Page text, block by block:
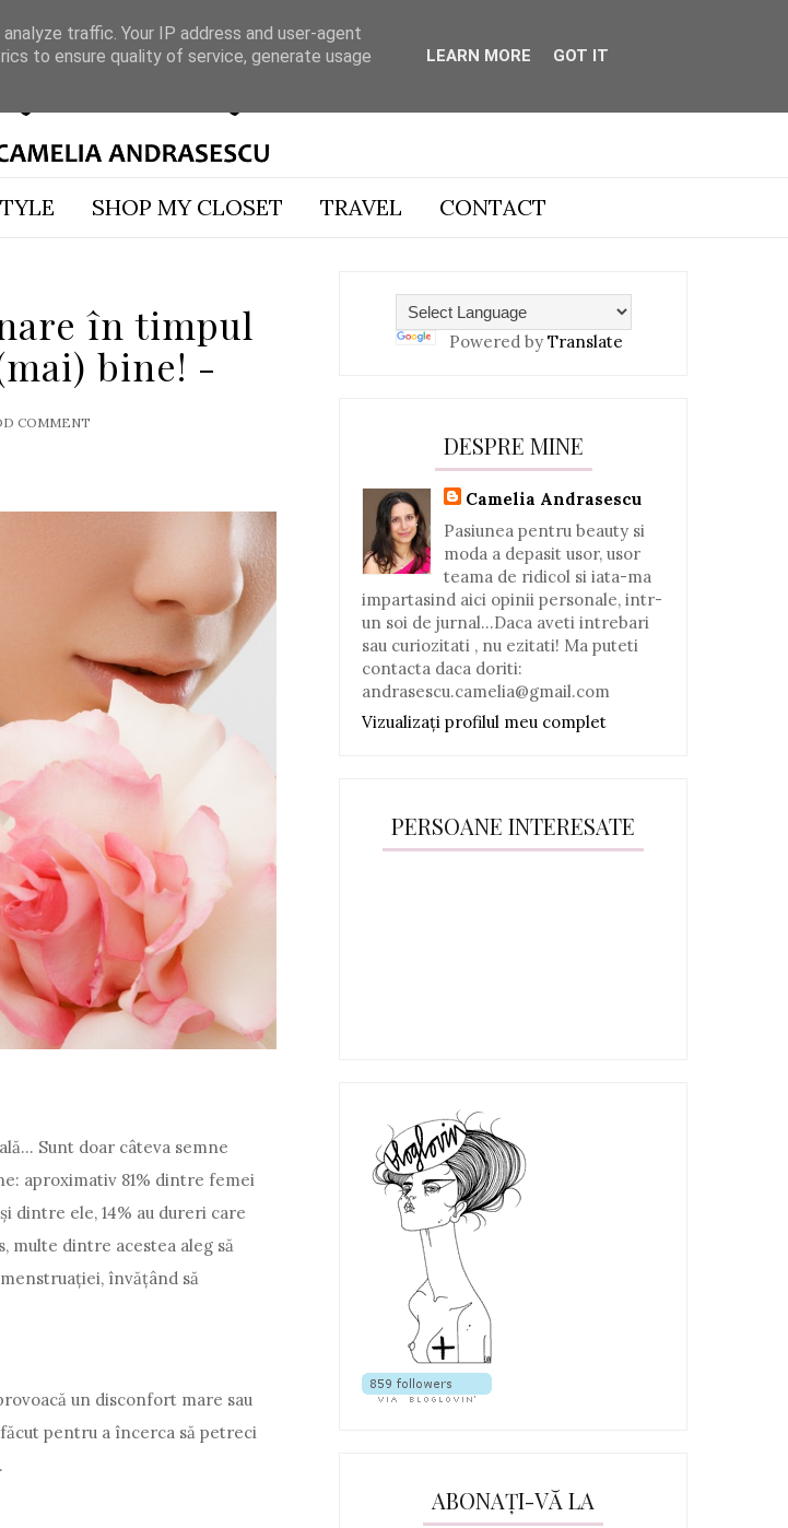
SHOP MY CLOSET TRAVEL CONTACT
în timpul
bine! -
COMMENT
Sunt doar câteva semne
aproximativ 81% dintre femei
dintre ele, 14% au dureri care
multe dintre acestea aleg să
învățând să
un disconfort mare sau
pentru a încerca să petreci
Powered by Translate
DESPRE MINE
Camelia Andrasescu
Pasiunea pentru beauty si
moda a depasit usor, usor
teama de ridicol si iata-ma
impartasind aici opinii personale, intr-
un soi de jurnal...Daca aveti intrebari
sau curiozitati , nu ezitati! Ma puteti
contacta daca doriti:
andrasescu.camelia@gmail.com
Vizualizați profilul meu complet
PERSOANE INTERESATE
ABONAȚI-VĂ LA
traffic. Your IP address and user-agent
to ensure quality of service, generate usage
LEARN MORE GOT IT